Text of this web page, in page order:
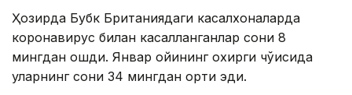
Ҳозирда Бубк Британиядаги касалхоналарда
коронавирус билан касалланганлар сони 8
мингдан ошди. Январ ойининг охирги чўққисида
уларнинг сони 34 мингдан ортиқ эди.